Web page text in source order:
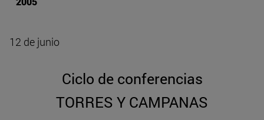
12 de junio
Ciclo de conferencias
TORRES Y CAMPANAS